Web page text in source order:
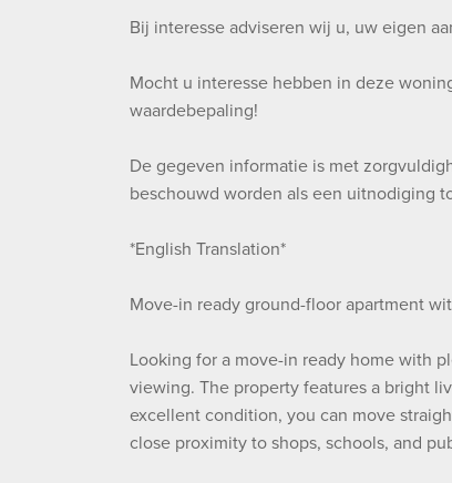
Bij interesse adviseren wij u, uw eigen
Mocht u interesse hebben in deze
waardebepaling!
De gegeven informatie is met
beschouwd worden als een uitnodiging
*English Translation*
Move-in ready ground-floor apartment
Looking for a move-in ready home with
viewing. The property features a bright
excellent condition, you can move
close proximity to shops, schools, and